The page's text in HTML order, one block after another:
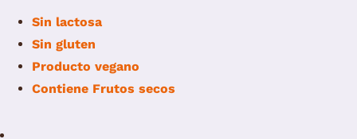
Sin lactosa
Sin gluten
Producto vegano
Contiene Frutos secos